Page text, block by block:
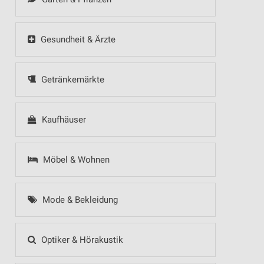
Gesundheit & Ärzte
Getränkemärkte
Kaufhäuser
Möbel & Wohnen
Mode & Bekleidung
Optiker & Hörakustik